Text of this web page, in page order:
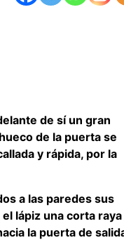
de sí un gran
de la puerta se
y rápida, por la
a las paredes sus
lápiz una corta raya
la puerta de